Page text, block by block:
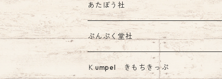
あたぼう社
飾り原稿用紙
その他 あたぼう社製品
ぷんぷく堂社
限定 mizutama+ぷんぷく堂コラボ商品
Ｋumpel きもちきっぷ